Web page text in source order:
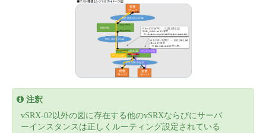
- クラウド / サーバー
- Flexible InterConnect
- Flexible Remote Access
- vUTM2
注釈
vSRX-02以外の図に存在する他のvSRXならびにサーバ
ーインスタンスは正しくルーティング設定されている